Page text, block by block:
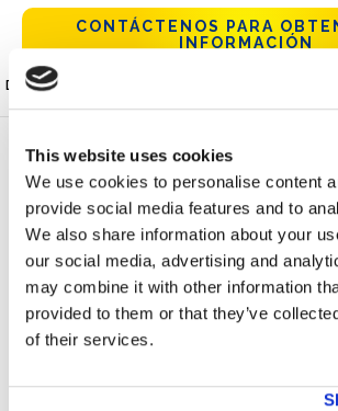
This website uses cookies
We use cookies to personalise content
provide social media features and to
We also share information about your
our social media, advertising and
may combine it with other information
provided to them or that they’ve
of their services.
CONTÁCTENOS PARA
INFORMACIÓN
DESCRIPCIÓN Y HOJA
LASTRE 10° L
vibrado y reforzado y permite una inclinación
material de lastre tiene una clase de
clase de resistencia C32/40.
Desempeña a la vez la función de soporte y
paneles fotovoltaicos y no debe fijarse en la
solamente apoyada. Durante la instalación
Los paneles fotovoltaicos se acoplan al